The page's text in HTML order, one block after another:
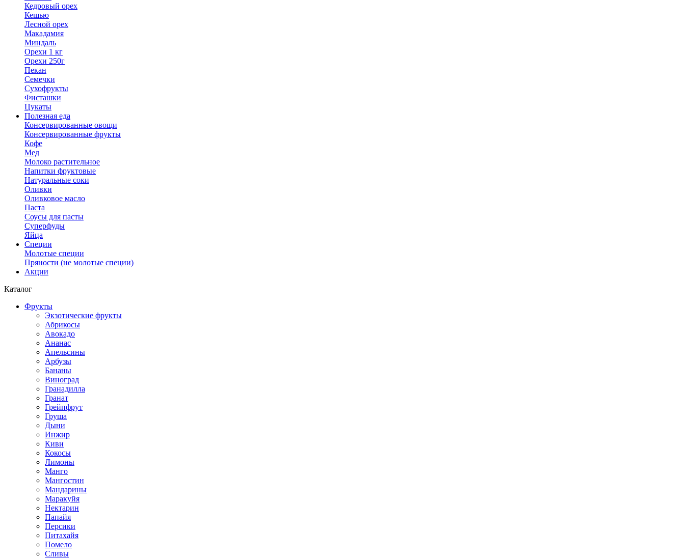
Кедровый орех
Кешью
Лесной орех
Макадамия
Миндаль
Орехи 1 кг
Орехи 250г
Пекан
Семечки
Сухофрукты
Фисташки
Цукаты
Полезная еда
Консервированные овощи
Консервированные фрукты
Кофе
Мед
Молоко растительное
Напитки фруктовые
Натуральные соки
Оливки
Оливковое масло
Паста
Соусы для пасты
Суперфуды
Яйца
Специи
Молотые специи
Пряности (не молотые специи)
Акции
Каталог
Фрукты
Экзотические фрукты
Абрикосы
Авокадо
Ананас
Апельсины
Арбузы
Бананы
Виноград
Гранадилла
Гранат
Грейпфрут
Груша
Дыни
Инжир
Киви
Кокосы
Лимоны
Манго
Мангостин
Мандарины
Маракуйя
Нектарин
Папайя
Персики
Питахайя
Помело
Сливы